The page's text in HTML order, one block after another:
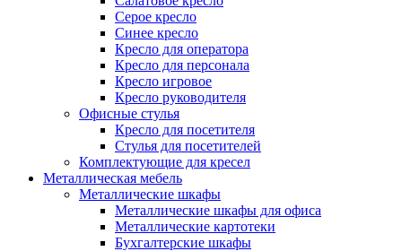
Серое кресло
Синее кресло
Кресло для оператора
Кресло для персонала
Кресло игровое
Кресло руководителя
Офисные стулья
Кресло для посетителя
Стулья для посетителей
Комплектующие для кресел
Металлическая мебель
Металлические шкафы
Металлические шкафы для офиса
Металлические картотеки
Бухгалтерские шкафы